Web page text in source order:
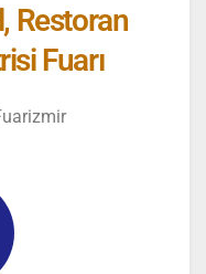
Restoran
Fuarı